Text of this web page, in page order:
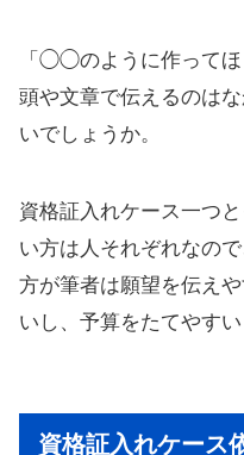
「◯◯のように作って
頭や文章で伝えるのは
いでしょうか。
資格証入れケース一つ
い方は人それぞれなの
方が筆者は願望を伝え
いし、予算をたてやすい
資格証入れケース